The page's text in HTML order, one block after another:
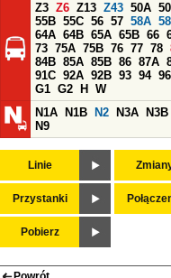
Z3 Z6 Z13 Z43 50A
55B 55C 56 57 58A
64A 64B 65A 65B 66
73 75A 75B 76 77 78
84B 85A 85B 86 87A
91C 92A 92B 93 94 96
G1 G2 H
W
N1A
N1B N2 N3A N3B
N9
Linie
Przystanki
Pobierz